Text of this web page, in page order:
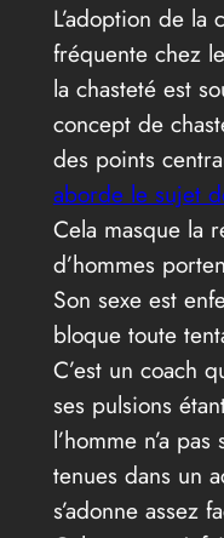
L’adoption de la
fréquente chez
la chasteté est
concept de
des points
aborde le sujet
Cela masque la
d’hommes
Son sexe est
bloque toute
C’est un coach
ses pulsions
l’homme n’a
tenues dans un
s’adonne assez